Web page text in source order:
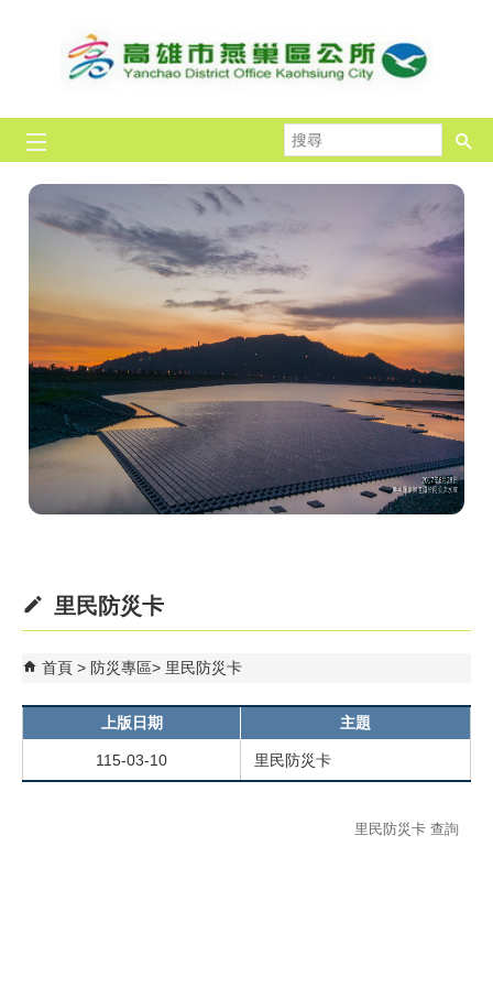
尋
里民防災卡
首頁 防災專區 里民防災卡
上版日期 主題
115-03-10 里民防災卡
里民防災卡 查詢